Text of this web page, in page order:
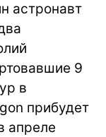
астронавт
9
в
прибудет
апреле